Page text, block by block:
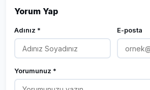
Yorum Yap
Adınız * E-posta
Yorumunuz *